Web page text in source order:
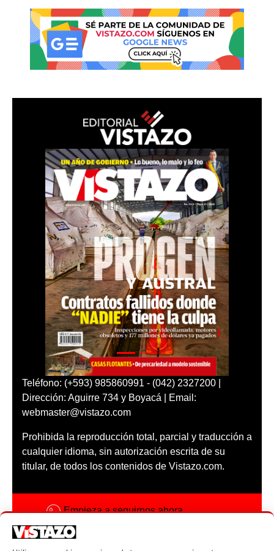
Teléfono: (+593) 985860991 - (042) 2327200 |
Dirección: Aguirre 734 y Boyacá | Email:
webmaster@vistazo.com
Prohibida la reproducción total, parcial y traducción a
cualquier idioma, sin autorización escrita de su
titular, de todos los contenidos de Vistazo.com.
Empieza a seguirnos ahora